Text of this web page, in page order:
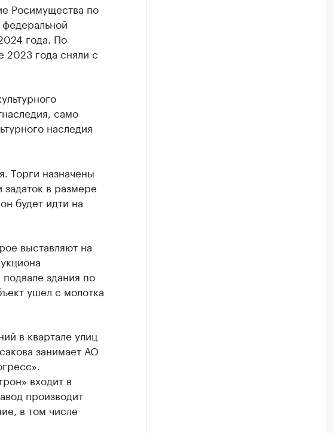
Росимущества по
года. По
года сняли с
само
наследия
Торги назначены
в размере
будет идти на
выставляют на
здания по
ушел с молотка
в квартале улиц
занимает АО
входит в
производит
в том числе